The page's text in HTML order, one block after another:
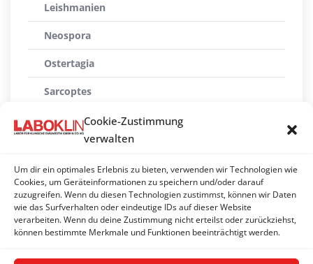
Cookie-Zustimmung
verwalten
Um dir ein optimales Erlebnis zu bieten, verwenden wir Technologien wie
Cookies, um Geräteinformationen zu speichern und/oder darauf
zuzugreifen. Wenn du diesen Technologien zustimmst, können wir Daten
wie das Surfverhalten oder eindeutige IDs auf dieser Website
verarbeiten. Wenn du deine Zustimmung nicht erteilst oder zurückziehst,
können bestimmte Merkmale und Funktionen beeinträchtigt werden.
Leishmanien
Neospora
Ostertagia
Sarcoptes
Toxoplasmen
Trichomonaden
Tritrichomonas foetus/blagburni
Troglostrongylus brevior
Trypanosomen